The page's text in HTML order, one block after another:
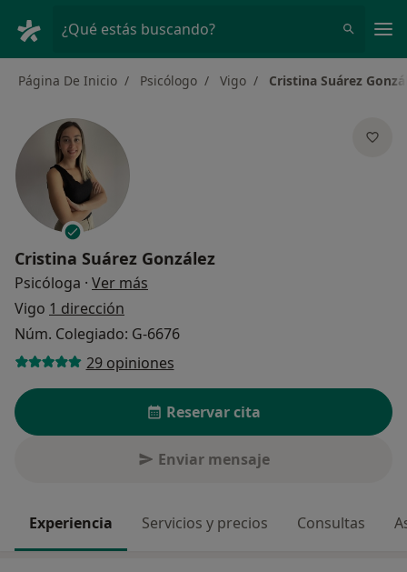
¿Qué estás buscando?
Página De Inicio Psicólogo Vigo Cristina Suárez
Cristina Suárez González
Psicóloga · Ver más
Vigo 1 dirección
Núm. Colegiado: G-6676
29 opiniones
Reservar cita
Enviar mensaje
Experiencia Servicios y precios Consultas